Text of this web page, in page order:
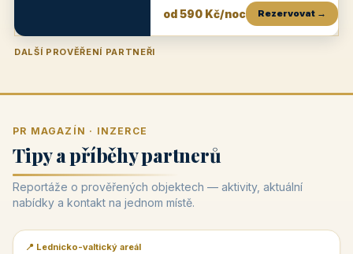
od 590 Kč/noc Rezervovat →
DALŠÍ PROVĚŘENÍ PARTNEŘI
Penzion U Zámku Pension Faber
PR MAGAZÍN · INZERCE
Tipy a příběhy partnerů
Reportáže o prověřených objektech — aktivity, aktuální
nabídky a kontakt na jednom místě.
📰 PR článek
📍 Lednicko-valtický areál